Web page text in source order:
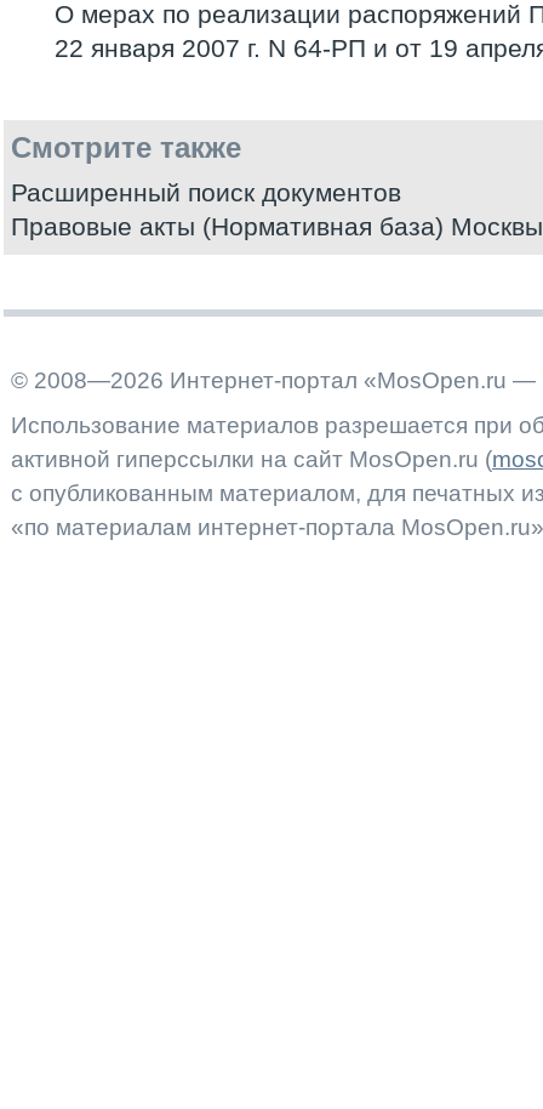
О мерах по реализации распоряжений
22 января 2007 г. N 64-РП и от 19
Смотрите также
Расширенный поиск документов
Правовые акты (Нормативная база) Москвы
© 2008—2026 Интернет-портал «MosOpen.ru —
Использование материалов разрешается при
активной гиперссылки на сайт MosOpen.ru (
с опубликованным материалом, для печатных
«по материалам интернет-портала